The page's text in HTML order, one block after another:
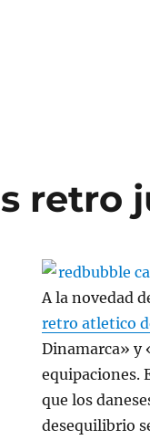
retro
A la novedad
retro atletico
Dinamarca» y
equipaciones.
que los
desequilibrio